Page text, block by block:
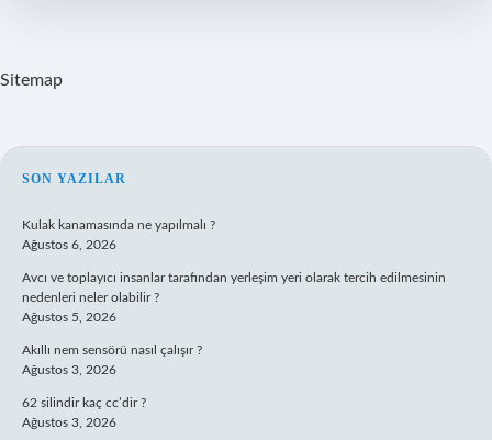
Sitemap
SIDEBAR
SON YAZILAR
Kulak kanamasında ne yapılmalı ?
Ağustos 6, 2026
Avcı ve toplayıcı insanlar tarafından yerleşim yeri olarak tercih edilmesinin
nedenleri neler olabilir ?
Ağustos 5, 2026
Akıllı nem sensörü nasıl çalışır ?
Ağustos 3, 2026
62 silindir kaç cc’dir ?
Ağustos 3, 2026